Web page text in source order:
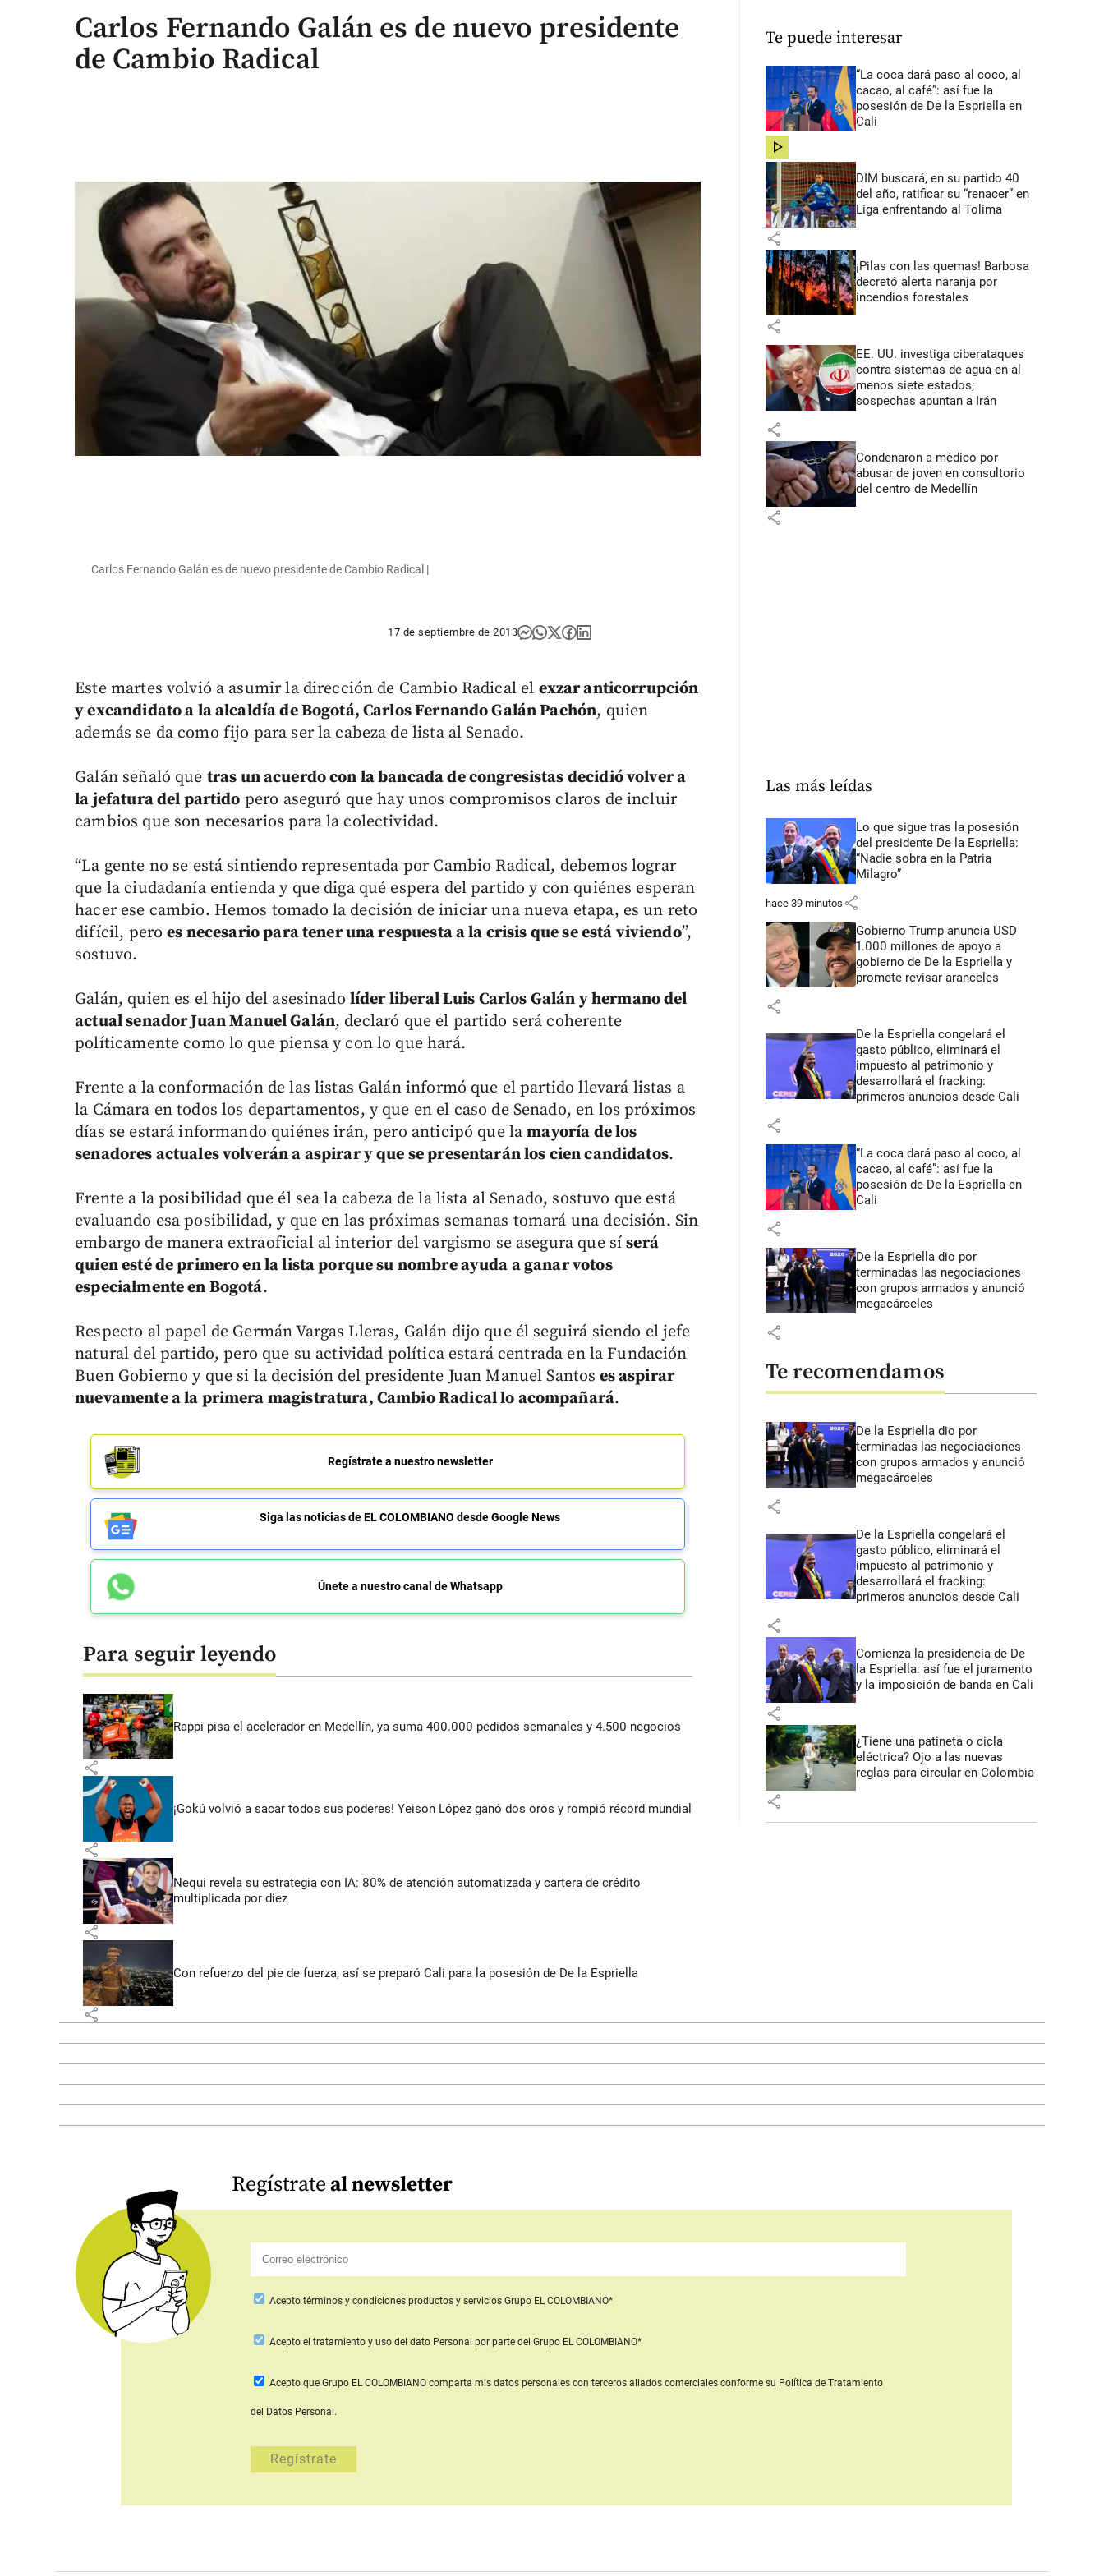
Carlos Fernando Galán es de nuevo presidente
de Cambio Radical
Carlos Fernando Galán es de nuevo presidente de Cambio Radical |
17 de septiembre de 2013
Este martes volvió a asumir la dirección de Cambio Radical el exzar anticorrupción
y excandidato a la alcaldía de Bogotá, Carlos Fernando Galán Pachón, quien
además se da como fijo para ser la cabeza de lista al Senado.
Galán señaló que tras un acuerdo con la bancada de congresistas decidió volver a
la jefatura del partido pero aseguró que hay unos compromisos claros de incluir
cambios que son necesarios para la colectividad.
“La gente no se está sintiendo representada por Cambio Radical, debemos lograr
que la ciudadanía entienda y que diga qué espera del partido y con quiénes esperan
hacer ese cambio. Hemos tomado la decisión de iniciar una nueva etapa, es un reto
difícil, peroes necesario para tener una respuesta a la crisis que se está viviendo”,
sostuvo.
Galán, quien es el hijo del asesinado líder liberal Luis Carlos Galán y hermano del
actual senador Juan Manuel Galán, declaró que el partido será coherente
políticamente como lo que piensa y con lo que hará.
Frente a la conformación de las listas Galán informó que el partido llevará listas a
la Cámara en todos los departamentos, y que en el caso de Senado, en los próximos
días se estará informando quiénes irán, pero anticipó que lamayoría de los
senadores actuales volverán a aspirar y que se presentarán los cien candidatos.
Frente a la posibilidad que él sea la cabeza de la lista al Senado, sostuvo que está
evaluando esa posibilidad, y que en las próximas semanas tomará una decisión. Sin
embargo de manera extraoficial al interior del vargismo se asegura que síserá
quien esté de primero en la lista porque su nombre ayuda a ganar votos
especialmente en Bogotá.
Respecto al papel de Germán Vargas Lleras, Galán dijo que él seguirá siendo el jefe
natural del partido, pero que su actividad política estará centrada en la Fundación
Buen Gobierno y que si la decisión del presidente Juan Manuel Santos es aspirar
nuevamente a la primera magistratura, Cambio Radical lo acompañará.
Regístrate a nuestro newsletter
Siga las noticias de EL COLOMBIANO desde Google News
Únete a nuestro canal de Whatsapp
Para seguir leyendo
Rappi pisa el acelerador en Medellín, ya suma 400.000 pedidos semanales y 4.500 negocios
share
¡Gokú volvió a sacar todos sus poderes! Yeison López ganó dos oros y rompió récord mundial
share
Nequi revela su estrategia con IA: 80% de atención automatizada y cartera de crédito
multiplicada por diez
share
Con refuerzo del pie de fuerza, así se preparó Cali para la posesión de De la Espriella
share
Te puede interesar
“La coca dará paso al coco, al
cacao, al café”: así fue la
posesión de De la Espriella en
Cali
share
DIM buscará, en su partido 40
del año, ratificar su “renacer” en
Liga enfrentando al Tolima
share
¡Pilas con las quemas! Barbosa
decretó alerta naranja por
incendios forestales
share
EE. UU. investiga ciberataques
contra sistemas de agua en al
menos siete estados;
sospechas apuntan a Irán
share
Condenaron a médico por
abusar de joven en consultorio
del centro de Medellín
share
Las más leídas
Lo que sigue tras la posesión
del presidente De la Espriella:
“Nadie sobra en la Patria
Milagro”
hace 39 minutos share
Gobierno Trump anuncia USD
1.000 millones de apoyo a
gobierno de De la Espriella y
promete revisar aranceles
share
De la Espriella congelará el
gasto público, eliminará el
impuesto al patrimonio y
desarrollará el fracking:
primeros anuncios desde Cali
share
“La coca dará paso al coco, al
cacao, al café”: así fue la
posesión de De la Espriella en
Cali
share
De la Espriella dio por
terminadas las negociaciones
con grupos armados y anunció
megacárceles
share
Te recomendamos
De la Espriella dio por
terminadas las negociaciones
con grupos armados y anunció
megacárceles
share
De la Espriella congelará el
gasto público, eliminará el
impuesto al patrimonio y
desarrollará el fracking:
primeros anuncios desde Cali
share
Comienza la presidencia de De
la Espriella: así fue el juramento
y la imposición de banda en Cali
share
¿Tiene una patineta o cicla
eléctrica? Ojo a las nuevas
reglas para circular en Colombia
share
Regístrateal newsletter
Acepto términos y condiciones productos y servicios Grupo EL COLOMBIANO*
Aceptoel tratamiento y uso del dato Personal por parte del Grupo EL COLOMBIANO*
Acepto que Grupo EL COLOMBIANO comparta mis datos personales con terceros aliados comercialesconforme su Política de Tratamiento
del Datos Personal.